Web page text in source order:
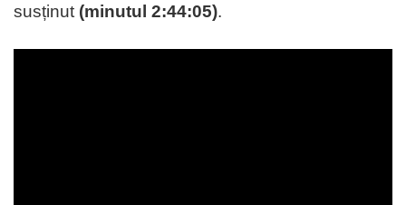
susținut (minutul 2:44:05).